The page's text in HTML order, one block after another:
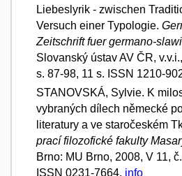
Liebeslyrik - zwischen
Versuch einer Typologie.
Zeitschrift fuer germano-
Slovanský ústav AV ČR,
s. 87-98, 11 s. ISSN 1210-
STANOVSKÁ, Sylvie. K
vybraných dílech německé
literatury a ve staročeském
prací filozofické fakulty
Brno: MU Brno, 2008, V 11,
ISSN 0231-7664. info